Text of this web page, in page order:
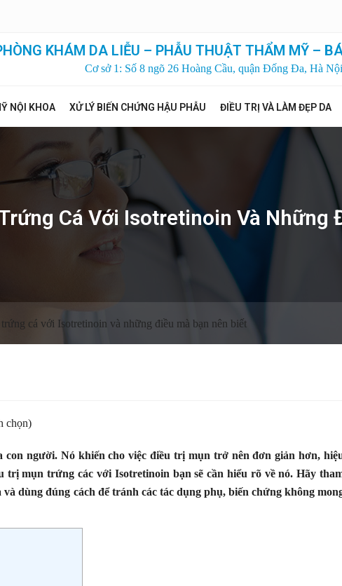
KHÁM DA LIỄU – PHẪU THUẬT THẨM MỸ –
Cơ sở 1: Số 8 ngõ 26 Hoàng Cầu, quận Đống Đa, Hà Nội
NỘI KHOA XỬ LÝ BIẾN CHỨNG HẬU PHẪU ĐIỀU TRỊ VÀ LÀM ĐẸP DA
Cá Với Isotretinoin Và Những
cá với Isotretinoin và những điều mà bạn nên biết
chọn)
người. Nó khiến cho việc điều trị mụn trở nên đơn giản hơn,
trị mụn trứng các với Isotretinoin bạn sẽ cần hiểu rõ về nó. Hãy
dùng đúng cách để tránh các tác dụng phụ, biến chứng không